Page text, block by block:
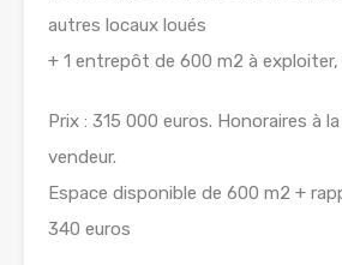
autres locaux loués
+ 1 entrepôt de 600 m2 à exploiter,
Prix : 315 000 euros. Honoraires à
vendeur.
Espace disponible de 600 m2 +
340 euros